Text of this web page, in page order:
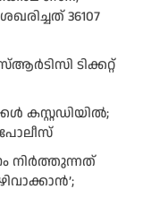
36107
ടിക്കറ്റ്
പോലീസ്
നി‍‍ർത്തുന്നത്